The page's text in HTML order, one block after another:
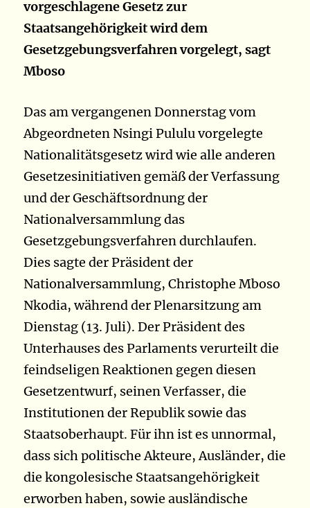
vorgeschlagene Gesetz zur
Staatsangehörigkeit wird dem
Gesetzgebungsverfahren vorgelegt, sagt
Mboso
Das am vergangenen Donnerstag vom
Abgeordneten Nsingi Pululu vorgelegte
Nationalitätsgesetz wird wie alle anderen
Gesetzesinitiativen gemäß der Verfassung
und der Geschäftsordnung der
Nationalversammlung das
Gesetzgebungsverfahren durchlaufen.
Dies sagte der Präsident der
Nationalversammlung, Christophe Mboso
Nkodia, während der Plenarsitzung am
Dienstag (13. Juli). Der Präsident des
Unterhauses des Parlaments verurteilt die
feindseligen Reaktionen gegen diesen
Gesetzentwurf, seinen Verfasser, die
Institutionen der Republik sowie das
Staatsoberhaupt. Für ihn ist es unnormal,
dass sich politische Akteure, Ausländer, die
die kongolesische Staatsangehörigkeit
erworben haben, sowie ausländische